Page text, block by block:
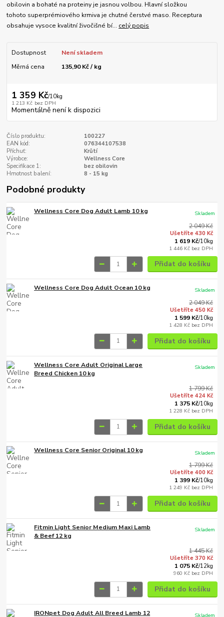
obilovin a bohaté na proteiny je jasnou volbou. Hlavní složkou
tohoto superprémiového krmiva je chutné čerstvé maso. Receptura
obsahuje vysoce kvalitní živočišné bí... celý popis
Dostupnost
Není skladem
Měrná cena
135,90 Kč / kg
1 359 Kč/10kg
1 213 Kč bez DPH
Momentálně není k dispozici
Číslo produktu:
100227
EAN kód:
076344107538
Příchuť:
Krůtí
Výrobce:
Wellness Core
Specifikace 1:
bez obilovin
Hmotnost balení:
8 - 15 kg
Podobné produkty
Wellness Core Dog Adult Lamb 10 kg
2 049 Kč
Ušetříte 430 Kč
1 619 Kč/10kg
1 446 Kč bez DPH
Skladem
Přidat do košíku
Wellness Core Dog Adult Ocean 10 kg
2 049 Kč
Ušetříte 450 Kč
1 599 Kč/10kg
1 428 Kč bez DPH
Skladem
Přidat do košíku
Wellness Core Adult Original Large
Breed Chicken 10 kg
1 799 Kč
Ušetříte 424 Kč
1 375 Kč/10kg
1 228 Kč bez DPH
Skladem
Přidat do košíku
Wellness Core Senior Original 10 kg
1 799 Kč
Ušetříte 400 Kč
1 399 Kč/10kg
1 249 Kč bez DPH
Skladem
Přidat do košíku
Fitmin Light Senior Medium Maxi Lamb
& Beef 12 kg
1 445 Kč
Ušetříte 370 Kč
1 075 Kč/12kg
960 Kč bez DPH
Skladem
Přidat do košíku
IRONpet Dog Adult All Breed Lamb 12
Skladem